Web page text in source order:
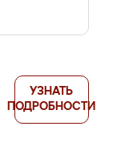
УЗНАТЬ
ПОДРОБНОСТИ